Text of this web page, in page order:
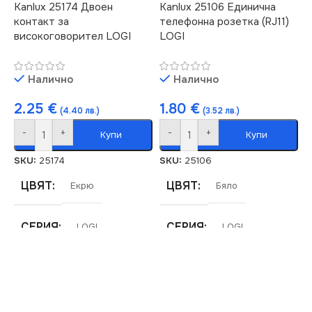
МАРКА
КОНТАКТ
МАРКА KANLUX
Kanlux 25174 Двоен
контакт за
високоговорител LOGI
Налично
2.25 € (4.40 лв.)
- + Купи
SKU: 25174
ЦВЯТ Екрю
СЕРИЯ LOGI
Kanlux 25106 Единична
телефонна розетка (RJ11)
LOGI
Налично
1.80 € (3.52 лв.)
- + Купи
SKU: 25106
ЦВЯТ Бяло
СЕРИЯ LOGI